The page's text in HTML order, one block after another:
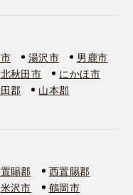
湯沢市
男鹿市
北秋田市
にかほ市
郡
山本郡
賜郡
西置賜郡
米沢市
鶴岡市